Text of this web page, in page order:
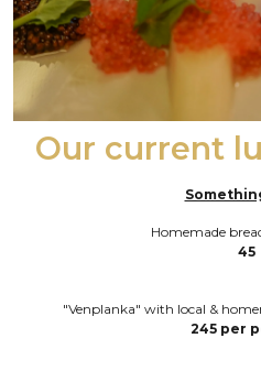
Our current
Homemade
45
"Venplanka" with local &
245 per